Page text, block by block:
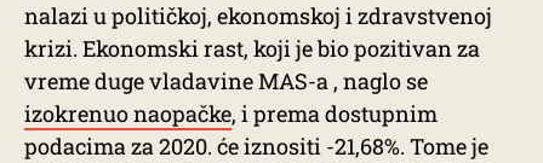
nalazi u političkoj, ekonomskoj i zdravstvenoj
krizi. Ekonomski rast, koji je bio pozitivan za
vreme duge vladavine MAS-a , naglo se
izokrenuo naopačke, i prema dostupnim
podacima za 2020. će iznositi -21,68%. Tome je